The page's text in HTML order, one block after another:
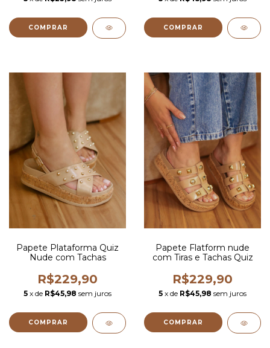
COMPRAR COMPRAR
Papete Plataforma Quiz
Nude com Tachas
R$229,90
5 x de R$45,98 sem juros
COMPRAR
Papete Flatform nude
com Tiras e Tachas Quiz
R$229,90
5 x de R$45,98 sem juros
COMPRAR